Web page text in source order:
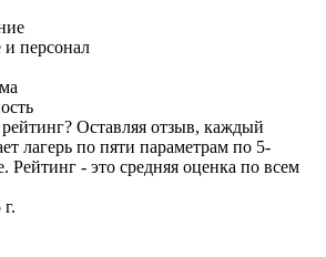
персонал
Оставляя отзыв, каждый
лагерь по пяти параметрам по 5-
Рейтинг - это средняя оценка по всем